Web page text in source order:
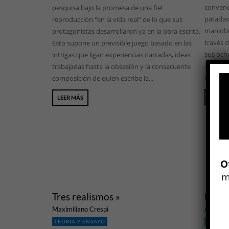
pesquisa bajo la promesa de una fiel
reproducción “en la vida real” de lo que sus
protagonistas desarrollaron ya en la obra escrita.
Esto supone un previsible juego basado en las
intrigas que ligan experiencias narradas, ideas
trabajadas hasta la obsesión y la consecuente
composición de quien escribe la...
LEER MÁS
Tres realismos »
Maximiliano Crespi
TEORÍA Y ENSAYO
través
sus
Las
Aurora